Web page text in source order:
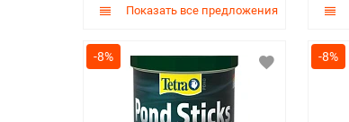
Показать все предложения
-8% -8%